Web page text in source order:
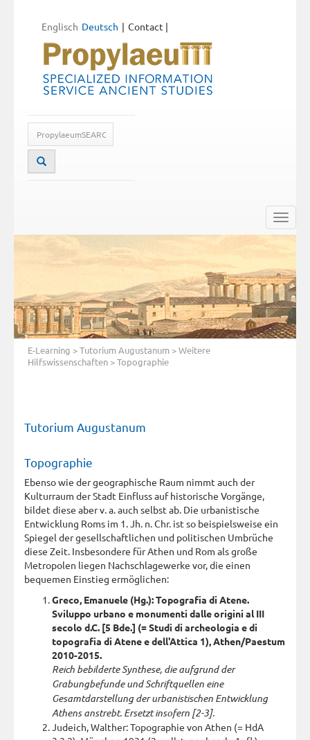
Deutsch
Englisch Contact |
Toggle
E-Learning >Tutorium Augustanum >Weitere
Hilfswissenschaften > Topographie
Tutorium Augustanum
Topographie
Ebenso wie der geographische Raum nimmt auch der
Kulturraum der Stadt Einfluss auf historische Vorgänge,
bildet diese aber v. a. auch selbst ab. Die urbanistische
Entwicklung Roms im 1. Jh. n. Chr. ist so beispielsweise ein
Spiegel der gesellschaftlichen und politischen Umbrüche
diese Zeit. Insbesondere für Athen und Rom als große
Metropolen liegen Nachschlagewerke vor, die einen
bequemen Einstieg ermöglichen:
Greco, Emanuele (Hg.): Topografia di Atene.
Sviluppo urbano e monumenti dalle origini al III
secolo d.C. [5 Bde.] (= Studi di archeologia e di
topografia di Atene e dell'Attica 1), Athen/Paestum
2010-2015.
Reich bebilderte Synthese, die aufgrund der
Grabungbefunde und Schriftquellen eine
Gesamtdarstellung der urbanistischen Entwicklung
Athens anstrebt. Ersetzt insofern [2-3].
Judeich, Walther: Topographie von Athen (= HdA